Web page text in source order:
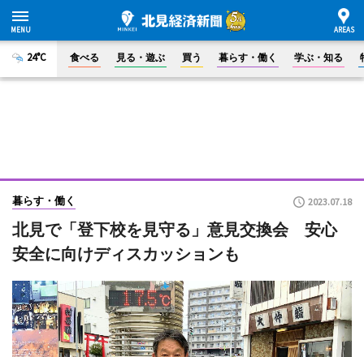
24°C 食べる 見る・遊ぶ 買う 暮らす・働く 学ぶ・知る
暮らす・働く 2023.07.18
北見で「登下校を見守る」意見交換会 安心
安全に向けディスカッションも